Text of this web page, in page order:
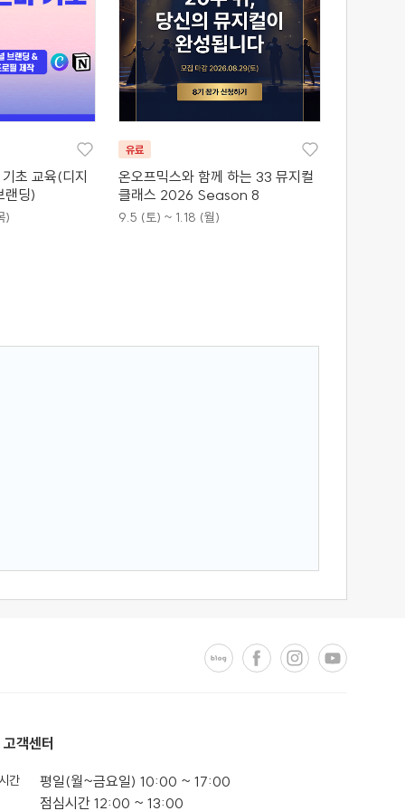
초 교육(디지
랜딩)
)
유료
온오프믹스와 함께 하는 33 뮤지컬
클래스 2026 Season 8
9.5 (토) ~ 1.18 (월)
고객센터
간
평일(월~금요일) 10:00 ~ 17:00
점심시간 12:00 ~ 13:00